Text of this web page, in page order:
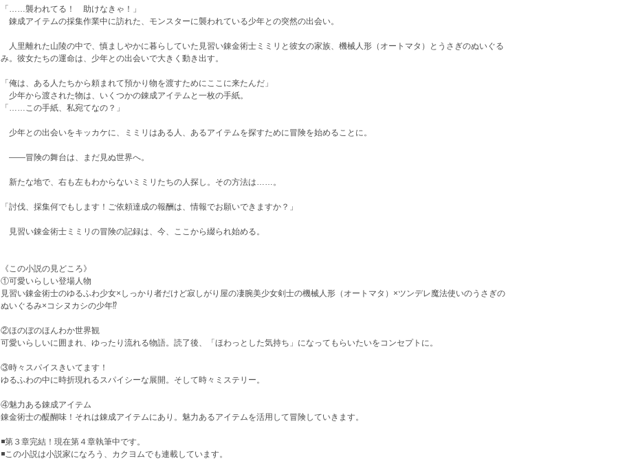
「……襲われてる！ 助けなきゃ！」
錬成アイテムの採集作業中に訪れた、モンスターに襲われている少年との突然の出会い。
人里離れた山陵の中で、慎ましやかに暮らしていた見習い錬金術士ミミリと彼女の家族、機械人形（オートマタ）とうさぎのぬいぐる
み。彼女たちの運命は、少年との出会いで大きく動き出す。
「俺は、ある人たちから頼まれて預かり物を渡すためにここに来たんだ」
少年から渡された物は、いくつかの錬成アイテムと一枚の手紙。
「……この手紙、私宛てなの？」
少年との出会いをキッカケに、ミミリはある人、あるアイテムを探すために冒険を始めることに。
――冒険の舞台は、まだ見ぬ世界へ。
新たな地で、右も左もわからないミミリたちの人探し。その方法は……。
「討伐、採集何でもします！ご依頼達成の報酬は、情報でお願いできますか？」
見習い錬金術士ミミリの冒険の記録は、今、ここから綴られ始める。
《この小説の見どころ》
①可愛いらしい登場人物
見習い錬金術士のゆるふわ少女×しっかり者だけど寂しがり屋の凄腕美少女剣士の機械人形（オートマタ）×ツンデレ魔法使いのうさぎの
ぬいぐるみ×コシヌカシの少年⁉︎
②ほのぼのほんわか世界観
可愛いらしいに囲まれ、ゆったり流れる物語。読了後、「ほわっとした気持ち」になってもらいたいをコンセプトに。
③時々スパイスきいてます！
ゆるふわの中に時折現れるスパイシーな展開。そして時々ミステリー。
④魅力ある錬成アイテム
錬金術士の醍醐味！それは錬成アイテムにあり。魅力あるアイテムを活用して冒険していきます。
◾️第３章完結！現在第４章執筆中です。
◾️この小説は小説家になろう、カクヨムでも連載しています。